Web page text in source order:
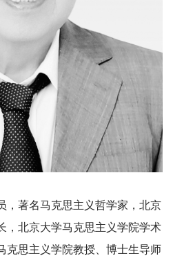
，著名马克思主义哲学家，北京
，北京大学马克思主义学院学术
克思主义学院教授、博士生导师